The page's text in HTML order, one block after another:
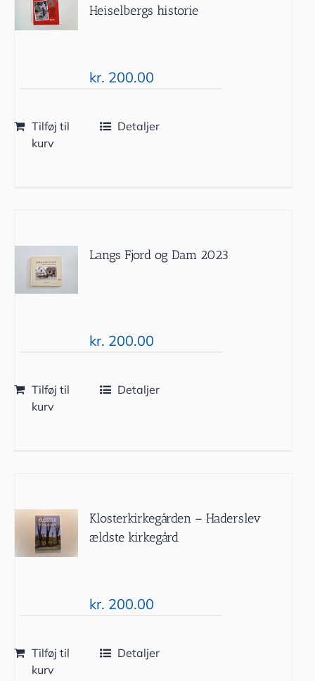
Heiselbergs historie
kr. 200.00
Tilføj til
kurv
Detaljer
Langs Fjord og Dam 2023
kr. 200.00
Tilføj til
kurv
Detaljer
Klosterkirkegården – Haderslev
ældste kirkegård
kr. 200.00
Tilføj til
kurv
Detaljer